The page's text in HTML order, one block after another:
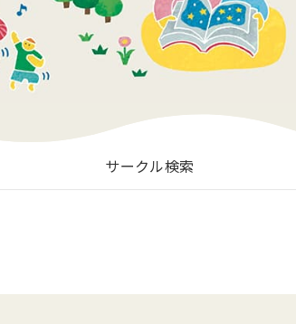
サークル検索